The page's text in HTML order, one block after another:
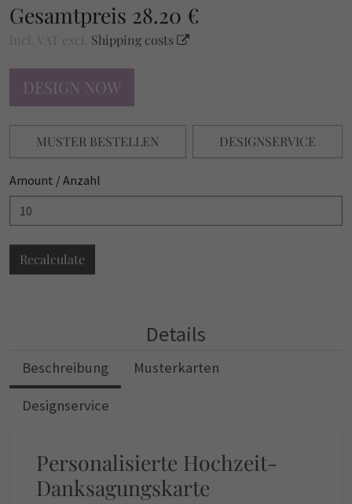
Gesamtpreis 28.20 €
incl. VAT excl. Shipping costs
DESIGN NOW
MUSTER BESTELLEN DESIGNSERVICE
Amount / Anzahl
Recalculate
Details
Beschreibung Musterkarten
Designservice
Personalisierte Hochzeit-
Danksagungskarte